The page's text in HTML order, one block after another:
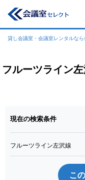
貸し会議室・会議室レンタルな
フルーツライン
現在の検索条件
フルーツライン左沢線
こ